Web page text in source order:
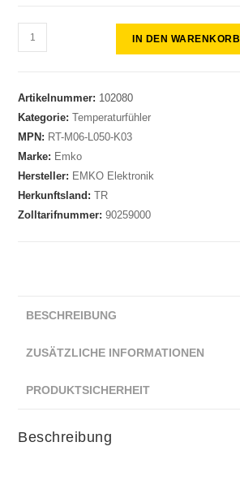
IN DEN WARENKORB
Artikelnummer: 102080
Kategorie:Temperaturfühler
MPN: RT-M06-L050-K03
Marke: Emko
Hersteller: EMKO Elektronik
Herkunftsland:TR
Zolltarifnummer:90259000
BESCHREIBUNG
ZUSÄTZLICHE INFORMATIONEN
PRODUKTSICHERHEIT
Beschreibung